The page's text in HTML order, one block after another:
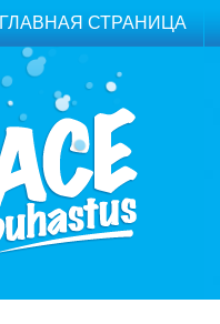
ГЛАВНАЯ СТРАНИЦА